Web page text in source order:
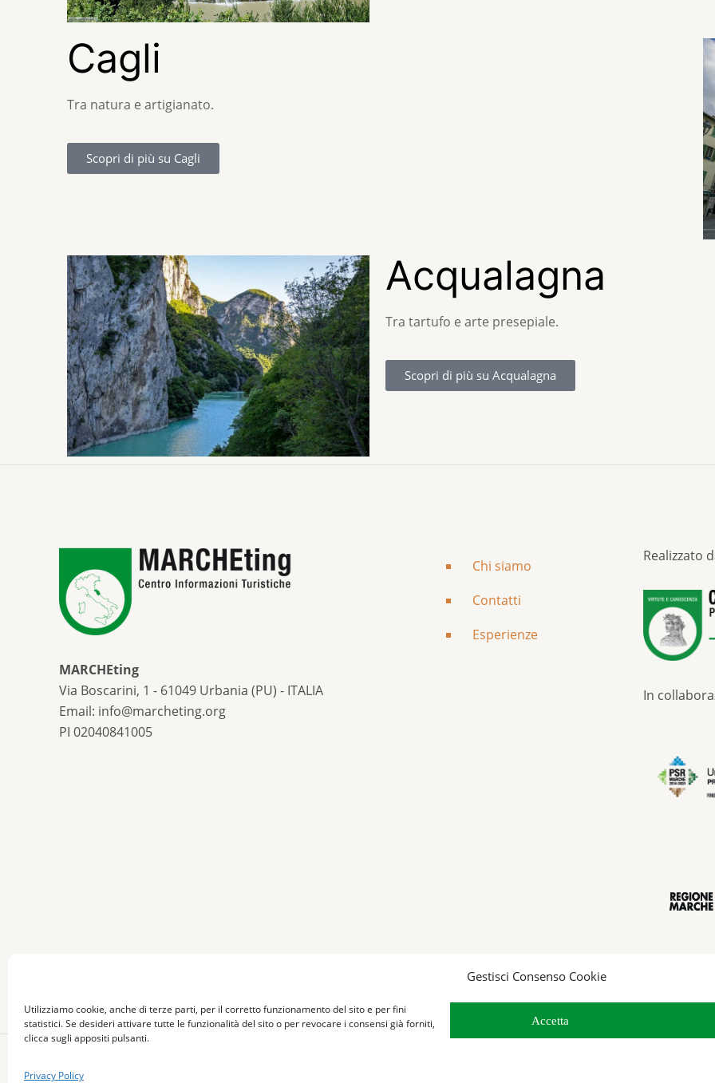
Gestisci Consenso Cookie
Utilizziamo cookie, anche di terze parti, per il corretto funzionamento del sito e per fini
statistici. Se desideri attivare tutte le funzionalità del sito o per revocare i consensi già forniti,
clicca sugli appositi pulsanti.
Accetta
Privacy Policy
Cagli
Tra natura e artigianato.
Scopri di più su Cagli
Acqualagna
Tra tartufo e arte presepiale.
Scopri di più su Acqualagna
MARCHEting
Via Boscarini, 1 - 61049 Urbania (PU) - ITALIA
Email: info@marcheting.org
PI 02040841005
Chi siamo
Contatti
Esperienze
Realizzato
In
© 2026 Marcheting - Tutti i diritti riservati -